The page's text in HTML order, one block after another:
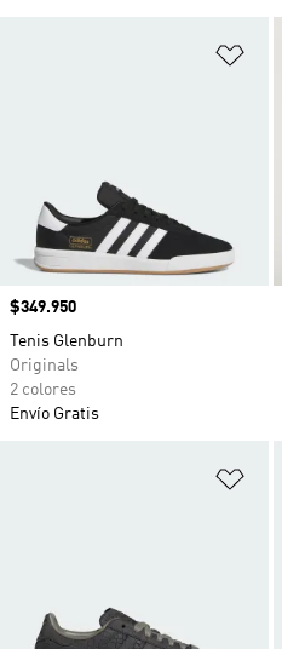
Precio
$349.950
Tenis Glenburn
Originals
2 colores
Envío Gratis